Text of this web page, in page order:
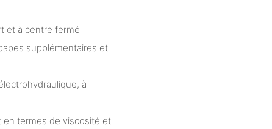
et à centre fermé
supplémentaires et
à
termes de viscosité et